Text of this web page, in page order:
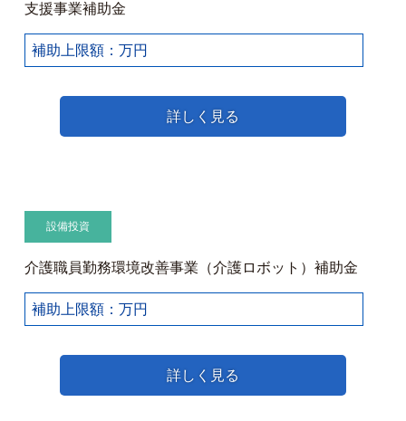
支援事業補助金
補助上限額：万円
詳しく見る
設備投資
介護職員勤務環境改善事業（介護ロボット）補助金
補助上限額：万円
詳しく見る